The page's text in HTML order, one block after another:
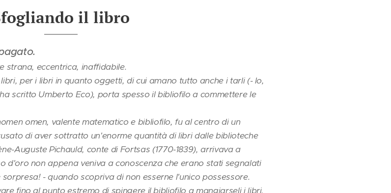
il libro
strana, eccentrica, inaffidabile.
per i libri in quanto oggetti, di cui amano tutto anche i tarli (- lo,
scritto Umberto Eco), porta spesso il bibliofilo a commettere le
omen, valente matematico e bibliofilo, fu al centro di un
di aver sottratto un'enorme quantità di libri dalle biblioteche
Auguste Pichauld, conte di Fortsas (1770-1839), arrivava a
d'oro non appena veniva a conoscenza che erano stati segnalati
- quando scopriva di non esserne l'unico possessore.
fino al punto estremo di spingere il bibliofilo a mangiarseli i libri,